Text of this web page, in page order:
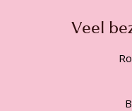
Veel